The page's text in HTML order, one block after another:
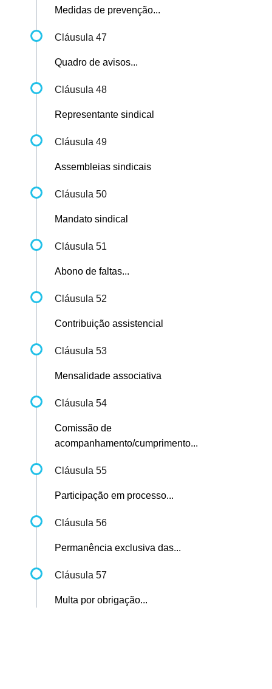
Medidas de prevenção...
Cláusula 47
Quadro de avisos...
Cláusula 48
Representante sindical
Cláusula 49
Assembleias sindicais
Cláusula 50
Mandato sindical
Cláusula 51
Abono de faltas...
Cláusula 52
Contribuição assistencial
Cláusula 53
Mensalidade associativa
Cláusula 54
Comissão de
acompanhamento/cumprimento...
Cláusula 55
Participação em processo...
Cláusula 56
Permanência exclusiva das...
Cláusula 57
Multa por obrigação...